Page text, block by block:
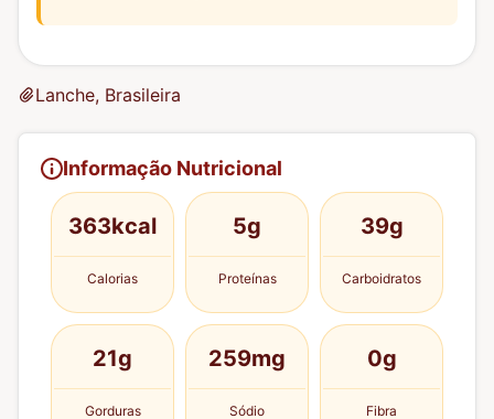
Lanche, Brasileira
Informação Nutricional
363kcal
Calorias
5g
Proteínas
39g
Carboidratos
21g
Gorduras
259mg
Sódio
0g
Fibra